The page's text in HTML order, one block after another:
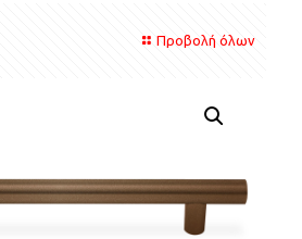
Προβολή όλων